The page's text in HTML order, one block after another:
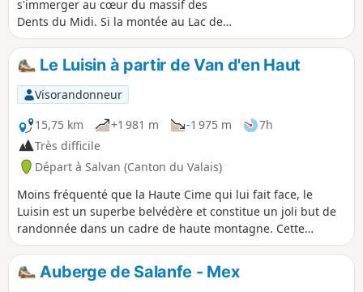
s'immerger au cœur du massif des
Dents du Midi. Si la montée au Lac de
Salanfe est une promenade accessible à
tous, son prolongement jusqu'au Col de
Susanfe est plus alpin mais bien tracé
et balisé et s'ouvre sur de plus vastes
vues. La descente proposée, moins
fréquentée mais finalement plus facile
permet de varier les points de vue sur le
bassin du Lac de Salanfe qu'elle
contourne.
Le Luisin à partir de Van d'en Haut
Visorandonneur
15,75 km
+1 981 m -1 975 m
7h
Très difficile
Départ à Salvan (Canton du Valais)
Moins fréquenté que la Haute Cime qui lui fait face, le
Luisin est un superbe belvédère et constitue un joli but de
randonnée dans un cadre de haute montagne. Cette
randonnée longue et exigeante offre sans doute la voie
d'accès la plus aisée à ce beau sommet. N.B. Le dénivelé
affiché est surestimé : compter de l'ordre de 1 400 m.
Auberge de Salanfe - Mex